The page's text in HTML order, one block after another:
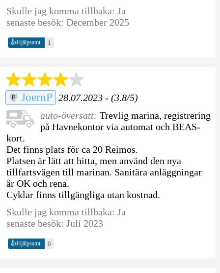
Skulle jag komma tillbaka: Ja
senaste besök: December 2025
👍Hjälpsamt 1
JoernP 28.07.2023 - (3.8/5)
auto-översatt: Trevlig marina, registrering
på Havnekontor via automat och BEAS-
kort.
Det finns plats för ca 20 Reimos.
Platsen är lätt att hitta, men använd den nya
tillfartsvägen till marinan. Sanitära anläggningar
är OK och rena.
Cyklar finns tillgängliga utan kostnad.
Skulle jag komma tillbaka: Ja
senaste besök: Juli 2023
👍Hjälpsamt 0